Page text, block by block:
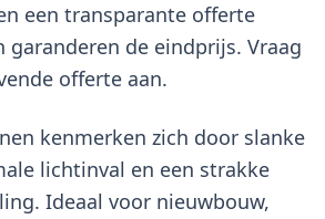
een transparante offerte
garanderen de eindprijs. Vraag
offerte aan.
kenmerken zich door slanke
lichtinval en een strakke
Ideaal voor nieuwbouw,